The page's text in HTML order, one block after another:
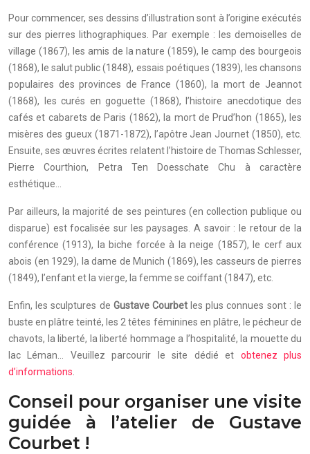
Pour commencer, ses dessins d’illustration sont à l’origine exécutés
sur des pierres lithographiques. Par exemple : les demoiselles de
village (1867), les amis de la nature (1859), le camp des bourgeois
(1868), le salut public (1848), essais poétiques (1839), les chansons
populaires des provinces de France (1860), la mort de Jeannot
(1868), les curés en goguette (1868), l’histoire anecdotique des
cafés et cabarets de Paris (1862), la mort de Prud’hon (1865), les
misères des gueux (1871-1872), l’apôtre Jean Journet (1850), etc.
Ensuite, ses œuvres écrites relatent l’histoire de Thomas Schlesser,
Pierre Courthion, Petra Ten Doesschate Chu à caractère
esthétique…
Par ailleurs, la majorité de ses peintures (en collection publique ou
disparue) est focalisée sur les paysages. A savoir : le retour de la
conférence (1913), la biche forcée à la neige (1857), le cerf aux
abois (en 1929), la dame de Munich (1869), les casseurs de pierres
(1849), l’enfant et la vierge, la femme se coiffant (1847), etc.
Enfin, les sculptures de Gustave Courbetles plus connues sont : le
buste en plâtre teinté, les 2 têtes féminines en plâtre, le pécheur de
chavots, la liberté, la liberté hommage a l’hospitalité, la mouette du
lac Léman… Veuillez parcourir le site dédié et obtenez plus
d’informations
Conseil pour organiser une visite
guidée à l’atelier de Gustave
Courbet !